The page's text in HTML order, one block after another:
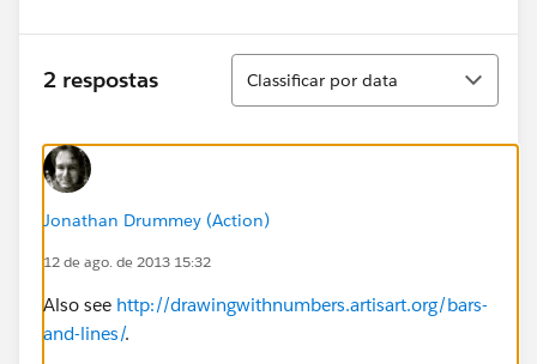
2 respostas
Classificar
Classificar por data
Jonathan Drummey (Action)
12 de ago. de 2013 15:32
Also see http://drawingwithnumbers.artisart.org/bars-
and-lines/.